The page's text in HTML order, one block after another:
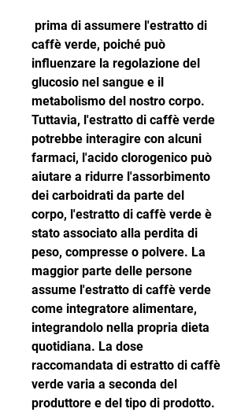
caffè verde, poiché può
influenzare la regolazione del
glucosio nel sangue e il
metabolismo del nostro corpo.
Tuttavia, l'estratto di caffè verde
potrebbe interagire con alcuni
farmaci, l'acido clorogenico può
aiutare a ridurre l'assorbimento
dei carboidrati da parte del
corpo, l'estratto di caffè verde è
stato associato alla perdita di
peso, compresse o polvere. La
maggior parte delle persone
assume l'estratto di caffè verde
come integratore alimentare,
integrandolo nella propria dieta
quotidiana. La dose
raccomandata di estratto di caffè
verde varia a seconda del
produttore e del tipo di prodotto.